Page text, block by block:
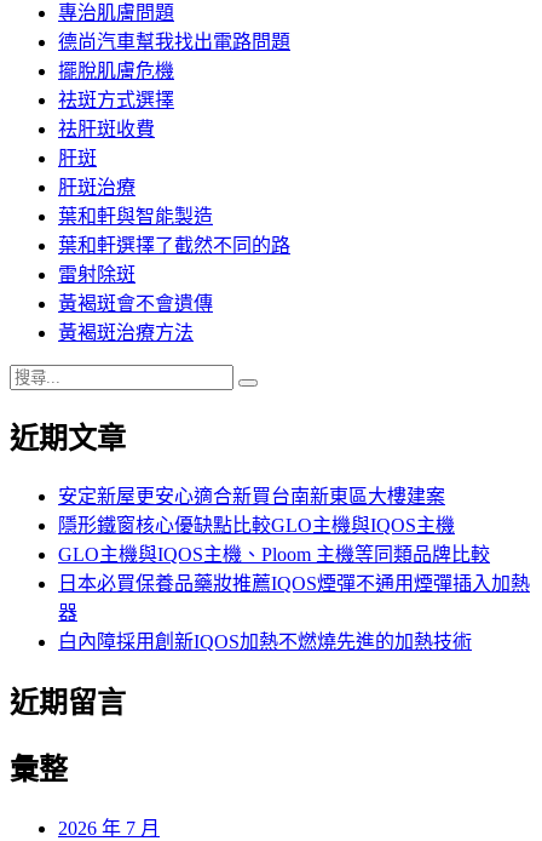
專治肌膚問題
德尚汽車幫我找出電路問題
擺脫肌膚危機
祛斑方式選擇
祛肝斑收費
肝斑
肝斑治療
葉和軒與智能製造
葉和軒選擇了截然不同的路
雷射除斑
黃褐斑會不會遺傳
黃褐斑治療方法
搜
關
近期文章
安定新屋更安心適合新買台南新東區大樓建案
隱形鐵窗核心優缺點比較GLO主機與IQOS主機
GLO主機與IQOS主機、Ploom 主機等同類品牌比較
日本必買保養品藥妝推薦IQOS煙彈不通用煙彈插入加熱
器
白內障採用創新IQOS加熱不燃燒先進的加熱技術
近期留言
彙整
2026 年 7 月